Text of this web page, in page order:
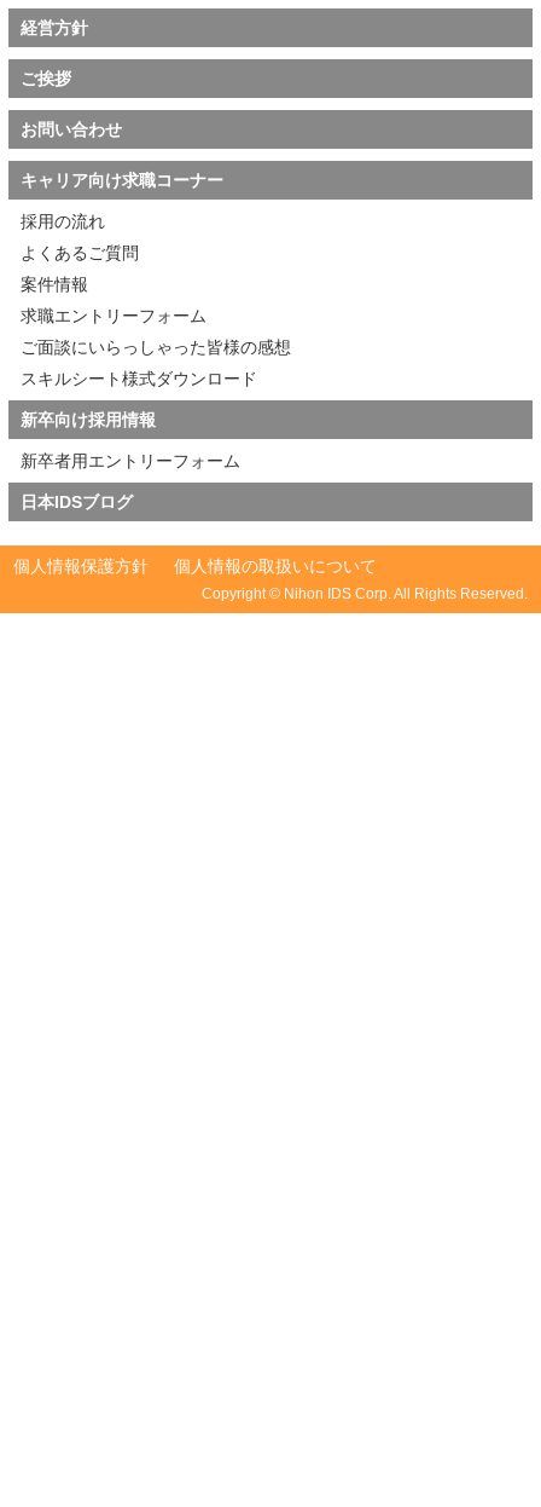
経営方針
ご挨拶
お問い合わせ
キャリア向け求職コーナー
採用の流れ
よくあるご質問
案件情報
求職エントリーフォーム
ご面談にいらっしゃった皆様の感想
スキルシート様式ダウンロード
新卒向け採用情報
新卒者用エントリーフォーム
日本IDSブログ
個人情報保護方針 個人情報の取扱いについて
Copyright © Nihon IDS Corp. All Rights Reserved.